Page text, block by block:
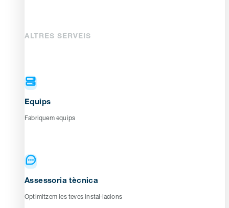
ALTRES SERVEIS
Equips
Fabriquem equips
Assessoria tècnica
Optimitzem les teves instal·lacions